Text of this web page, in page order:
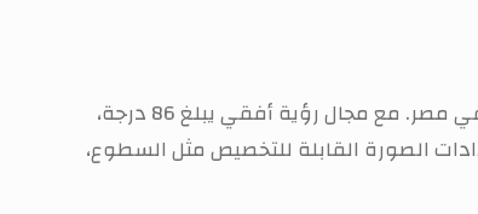
لتكون الحل الأمني المثالي للمنازل والشركات الصغيرة والمتوسطة في مصر. مع مجال رؤية أفقي يبلغ 86 درجة،
الصورة القابلة للتخصيص مثل السطوع،